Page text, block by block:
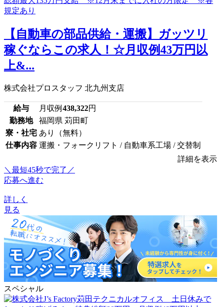
【自動車の部品供給・運搬】ガッツリ
稼ぐならこの求人！☆月収例43万円以
上&...
株式会社プロスタッフ 北九州支店
給与 月収例 438,322円
勤務地
福岡県 苅田町
寮・社宅 あり（無料）
仕事内容 運搬・フォークリフト / 自動車系工場 / 交替制
詳細を表示
＼最短45秒で完了／
応募へ進む
詳しく
見る
スペシャル